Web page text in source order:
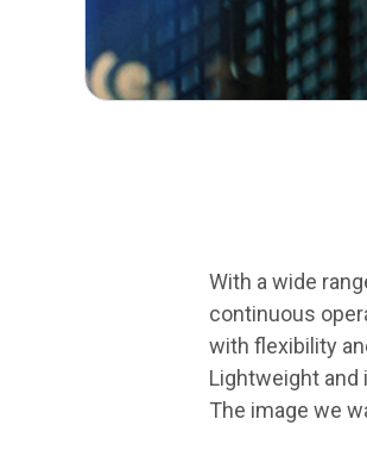
With a wide
continuous
with flexibility
Lightweight and
The image we